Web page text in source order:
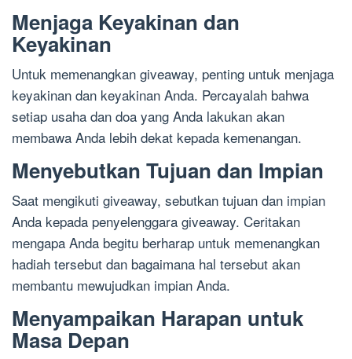
Menjaga Keyakinan dan
Keyakinan
Untuk memenangkan giveaway, penting untuk menjaga
keyakinan dan keyakinan Anda. Percayalah bahwa
setiap usaha dan doa yang Anda lakukan akan
membawa Anda lebih dekat kepada kemenangan.
Menyebutkan Tujuan dan Impian
Saat mengikuti giveaway, sebutkan tujuan dan impian
Anda kepada penyelenggara giveaway. Ceritakan
mengapa Anda begitu berharap untuk memenangkan
hadiah tersebut dan bagaimana hal tersebut akan
membantu mewujudkan impian Anda.
Menyampaikan Harapan untuk
Masa Depan